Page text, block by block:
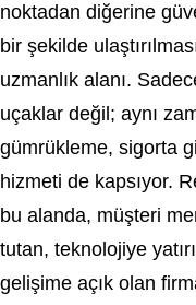
noktadan diğerine
bir şekilde
uzmanlık alanı.
uçaklar değil; aynı
gümrükleme, sigorta
hizmeti de kapsıyor.
bu alanda, müşteri
tutan, teknolojiye
gelişime açık olan